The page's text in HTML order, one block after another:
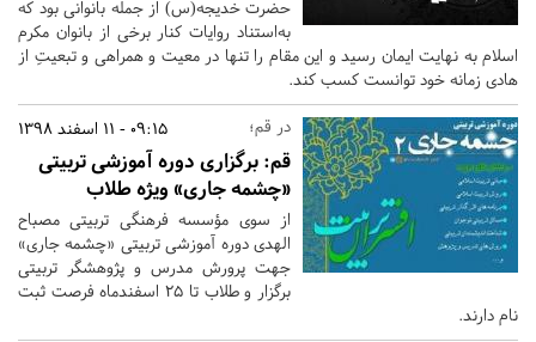
حضرت خدیجه(س) از جمله بانوانی بود که
به‌استناد روایات کنار برخی از بانوان مکرم
اسلام به نهایت ایمان رسید و این مقام را تنها در معیت و همراهی و تبعیتِ از
هادی زمانه خود توانست کسب کند.
09:15 - 11 اسفند 1398 در قم؛
قم: برگزاری دوره آموزشی تربیتی
«چشمه جاری» ویژه طلاب
از سوی مؤسسه فرهنگی تربیتی مصباح
الهدی دوره آموزشی تربیتی «چشمه جاری»
جهت پرورش مدرس و پژوهشگر تربیتی
برگزار و طلاب تا 25 اسفندماه فرصت ثبت
نام دارند.